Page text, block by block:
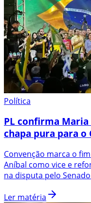
Política
PL confirma Maria
chapa pura para o
Convenção marca o
Aníbal como vice e
na disputa pelo
Ler matéria